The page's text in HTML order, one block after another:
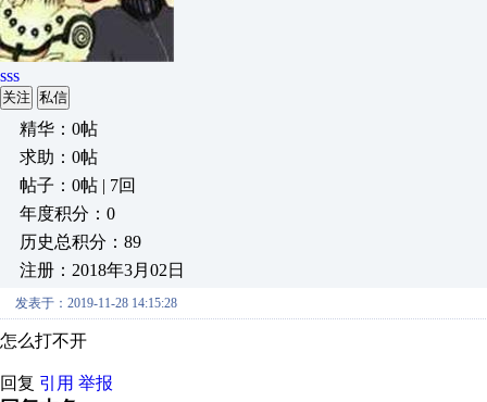
sss
关注 私信
精华：0帖
求助：0帖
帖子：0帖 | 7回
年度积分：0
历史总积分：89
注册：2018年3月02日
发表于：2019-11-28 14:15:28
怎么打不开
回复 引用 举报